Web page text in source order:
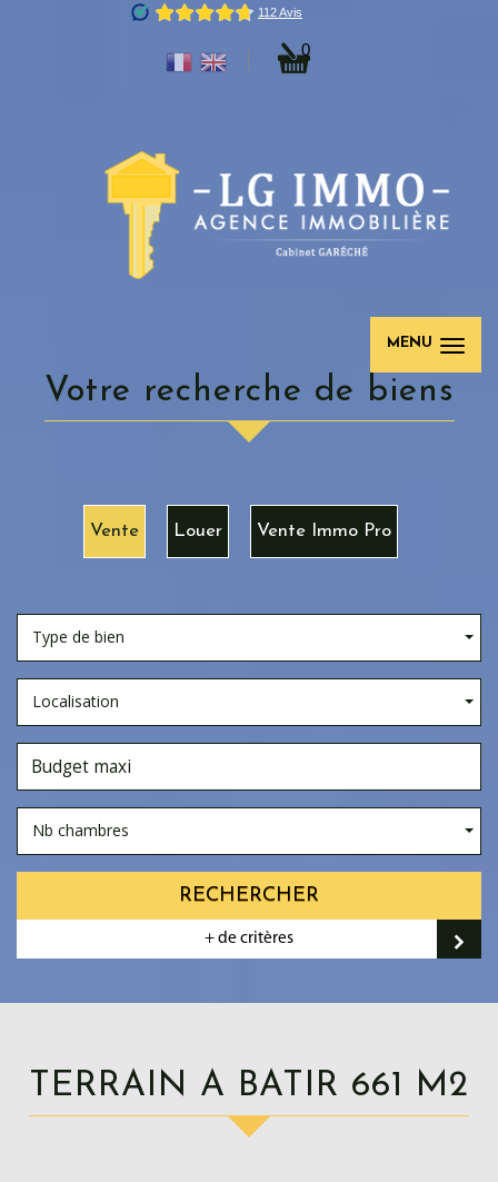
0
MENU
votre recherche de biens
Vente Louer Vente Immo Pro
Type de bien
Localisation
Nb chambres
RECHERCHER
+ de critères
TERRAIN A BATIR 661 M2